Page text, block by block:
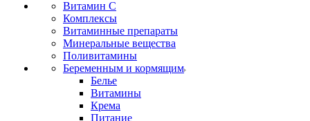
Витамин С
Комплексы
Витаминные препараты
Минеральные вещества
Поливитамины
Беременным и кормящим
Белье
Витамины
Крема
Питание